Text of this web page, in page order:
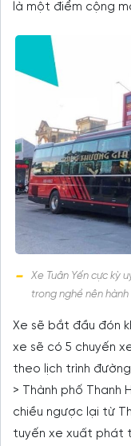
là một điểm cộng
Xe Tuân Yến cực kỳ
trong nghề nên
Xe sẽ bắt đầu đón
xe sẽ có 5 chuyến
theo lịch trình
> Thành phố Thanh
chiều ngược lại từ
tuyến xe xuất phát